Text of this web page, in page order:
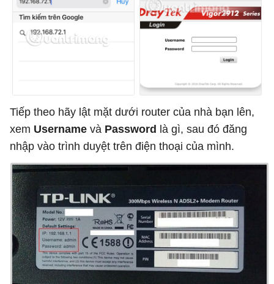
Tiếp theo hãy lật mặt dưới router của nhà bạn lên,
xem Username và Password là gì, sau đó đăng
nhập vào trình duyệt trên điện thoại của mình.